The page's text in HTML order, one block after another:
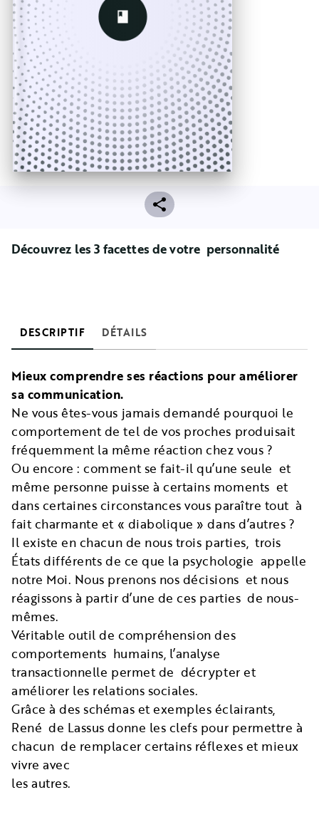
Découvrez les 3 facettes de votre personnalité
DESCRIPTIF DÉTAILS
Mieux comprendre ses réactions pour améliorer
sa communication.
Ne vous êtes-vous jamais demandé pourquoi le
comportement de tel de vos proches produisait
fréquemment la même réaction chez vous ?
Ou encore : comment se fait-il qu’une seule et
même personne puisse à certains moments et
dans certaines circonstances vous paraître tout à
fait charmante et « diabolique » dans d’autres ?
Il existe en chacun de nous trois parties, trois
États différents de ce que la psychologie appelle
notre Moi. Nous prenons nos décisions et nous
réagissons à partir d’une de ces parties de nous-
mêmes.
Véritable outil de compréhension des
comportements humains, l’analyse
transactionnelle permet de décrypter et
améliorer les relations sociales.
Grâce à des schémas et exemples éclairants,
René de Lassus donne les clefs pour permettre à
chacun de remplacer certains réflexes et mieux
vivre avec
les autres.